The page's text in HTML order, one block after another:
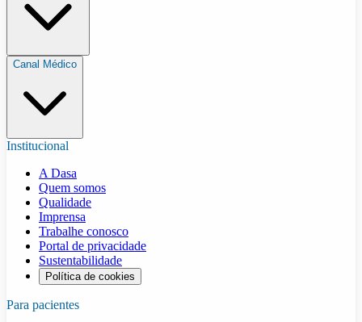
Canal Médico
Institucional
A Dasa
Quem somos
Qualidade
Imprensa
Trabalhe conosco
Portal de privacidade
Sustentabilidade
Política de cookies
Para pacientes